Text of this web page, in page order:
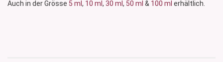
Auch in der Grösse 5 ml , 10 ml , 30 ml , 50 ml & 100 ml erhältlich.